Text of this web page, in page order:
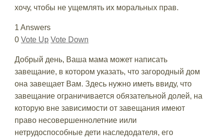
хочу, чтобы не ущемлять их моральных прав.
1 Answers
0 Vote Up Vote Down
Добрый день, Ваша мама может написать
завещание, в котором указать, что загородный дом
она завещает Вам. Здесь нужно иметь ввиду, что
завещание ограничивается обязательной долей, на
которую вне зависимости от завещания имеют
право несовершеннолетние иили
нетрудоспособные дети наследодателя, его